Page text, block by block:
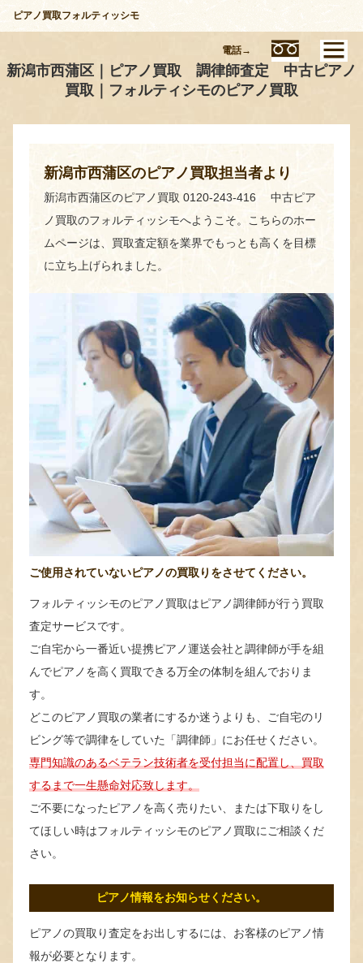
ピアノ買取フォルティッシモ
新潟市西蒲区｜ピアノ買取 調律師査定 中古ピアノ
買取｜フォルティシモのピアノ買取
新潟市西蒲区のピアノ買取担当者より
新潟市西蒲区のピアノ買取 0120-243-416 中古ピア
ノ買取のフォルティッシモへようこそ。こちらのホー
ムページは、買取査定額を業界でもっとも高くを目標
に立ち上げられました。
ご使用されていないピアノの買取りをさせてください。
フォルティッシモのピアノ買取はピアノ調律師が行う買取
査定サービスです。
ご自宅から一番近い提携ピアノ運送会社と調律師が手を組
んでピアノを高く買取できる万全の体制を組んでおりま
す。
どこのピアノ買取の業者にするか迷うよりも、ご自宅のリ
ビング等で調律をしていた「調律師」にお任せください。
専門知識のあるベテラン技術者を受付担当に配置し、買取
するまで一生懸命対応致します。
ご不要になったピアノを高く売りたい、または下取りをし
てほしい時はフォルティッシモのピアノ買取にご相談くだ
さい。
ピアノ情報をお知らせください。
ピアノの買取り査定をお出しするには、お客様のピアノ情
報が必要となります。
電話→